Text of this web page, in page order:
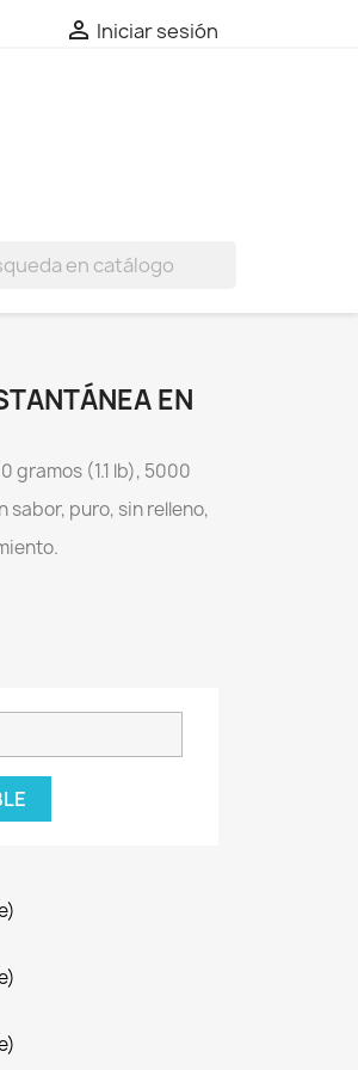
 Iniciar sesión
EN
gramos (1.1 lb), 5000
puro, sin relleno,